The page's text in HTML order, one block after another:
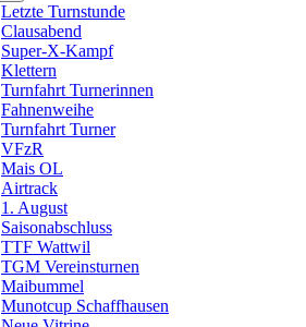
Letzte Turnstunde
Clausabend
Super-X-Kampf
Klettern
Turnfahrt Turnerinnen
Fahnenweihe
Turnfahrt Turner
VFzR
Mais OL
Airtrack
1. August
Saisonabschluss
TTF Wattwil
TGM Vereinsturnen
Maibummel
Munotcup Schaffhausen